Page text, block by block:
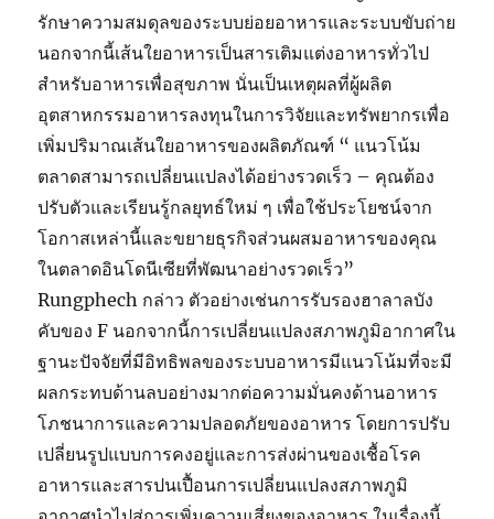
รักษาความสมดุลของระบบย่อยอาหารและระบบขับถ่าย
นอกจากนี้เส้นใยอาหารเป็นสารเติมแต่งอาหารทั่วไป
สำหรับอาหารเพื่อสุขภาพ นั่นเป็นเหตุผลที่ผู้ผลิต
อุตสาหกรรมอาหารลงทุนในการวิจัยและทรัพยากรเพื่อ
เพิ่มปริมาณเส้นใยอาหารของผลิตภัณฑ์ “ แนวโน้ม
ตลาดสามารถเปลี่ยนแปลงได้อย่างรวดเร็ว – คุณต้อง
ปรับตัวและเรียนรู้กลยุทธ์ใหม่ ๆ เพื่อใช้ประโยชน์จาก
โอกาสเหล่านี้และขยายธุรกิจส่วนผสมอาหารของคุณ
ในตลาดอินโดนีเซียที่พัฒนาอย่างรวดเร็ว”
Rungphech กล่าว ตัวอย่างเช่นการรับรองฮาลาลบัง
คับของ F นอกจากนี้การเปลี่ยนแปลงสภาพภูมิอากาศใน
ฐานะปัจจัยที่มีอิทธิพลของระบบอาหารมีแนวโน้มที่จะมี
ผลกระทบด้านลบอย่างมากต่อความมั่นคงด้านอาหาร
โภชนาการและความปลอดภัยของอาหาร โดยการปรับ
เปลี่ยนรูปแบบการคงอยู่และการส่งผ่านของเชื้อโรค
อาหารและสารปนเปื้อนการเปลี่ยนแปลงสภาพภูมิ